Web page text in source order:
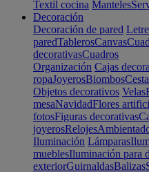
Textil cocina Manteles
Decoración
Decoración de pared
paredTablerosCanvas
decorativasCuadros
Organización Cajas
ropaJoyerosBiombos
Objetos decorativos Velas
mesaNavidadFlores
fotosFiguras decorativas
joyerosRelojes
Iluminación Lámparas
mueblesIluminación para
exteriorGuirnaldasBalizas